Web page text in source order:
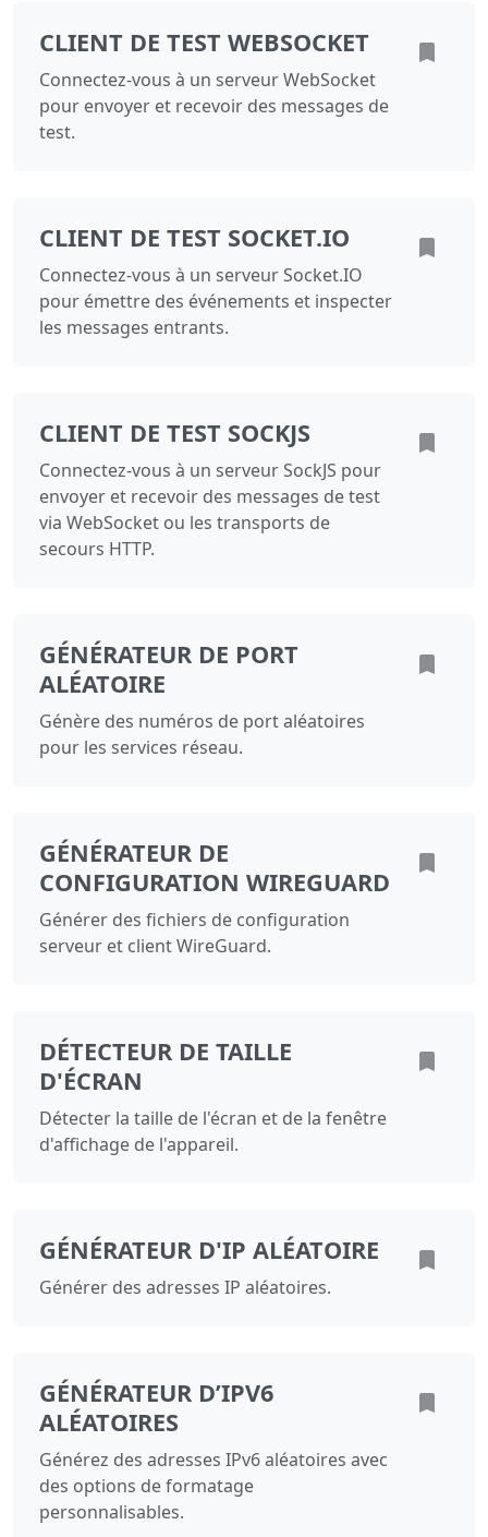
CLIENT DE TEST WEBSOCKET
Connectez-vous à un serveur WebSocket
pour envoyer et recevoir des messages de
test.
CLIENT DE TEST SOCKET.IO
Connectez-vous à un serveur Socket.IO
pour émettre des événements et inspecter
les messages entrants.
CLIENT DE TEST SOCKJS
Connectez-vous à un serveur SockJS pour
envoyer et recevoir des messages de test
via WebSocket ou les transports de
secours HTTP.
GÉNÉRATEUR DE PORT
ALÉATOIRE
Génère des numéros de port aléatoires
pour les services réseau.
GÉNÉRATEUR DE
CONFIGURATION WIREGUARD
Générer des fichiers de configuration
serveur et client WireGuard.
DÉTECTEUR DE TAILLE
D'ÉCRAN
Détecter la taille de l'écran et de la fenêtre
d'affichage de l'appareil.
GÉNÉRATEUR D'IP ALÉATOIRE
Générer des adresses IP aléatoires.
GÉNÉRATEUR D’IPV6
ALÉATOIRES
Générez des adresses IPv6 aléatoires avec
des options de formatage
personnalisables.